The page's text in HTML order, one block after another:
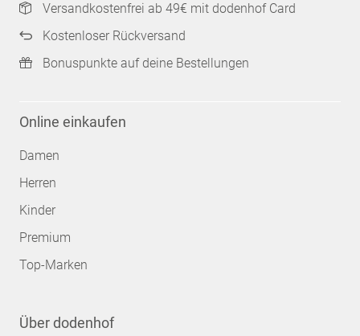
Versandkostenfrei ab 49€ mit dodenhof Card
Kostenloser Rückversand
Bonuspunkte auf deine Bestellungen
Online einkaufen
Damen
Herren
Kinder
Premium
Top-Marken
Über dodenhof